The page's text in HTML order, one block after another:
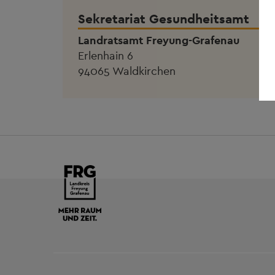
Sekretariat Gesundheitsamt
Landratsamt Freyung-Grafenau
Erlenhain 6
94065 Waldkirchen